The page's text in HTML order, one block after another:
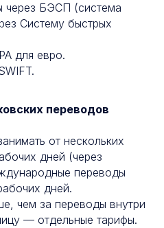
БЭСП (система
Систему быстрых
для евро.
переводов
от нескольких
дней (через
переводы
дней.
чем за переводы внутри
— отдельные тарифы.